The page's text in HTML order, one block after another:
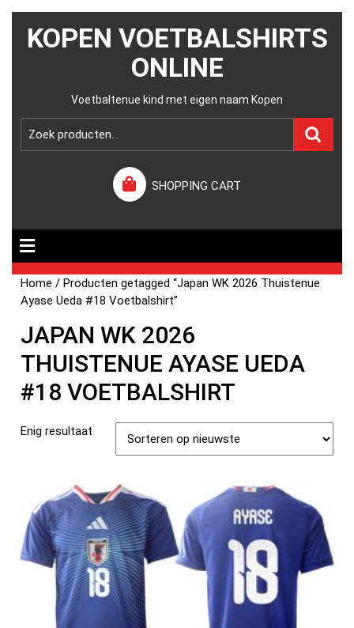
KOPEN VOETBALSHIRTS
ONLINE
Voetbaltenue kind met eigen naam Kopen
SHOPPING CART
Home / Producten getagged “Japan WK 2026 Thuistenue
Ayase Ueda #18 Voetbalshirt”
JAPAN WK 2026
THUISTENUE AYASE UEDA
#18 VOETBALSHIRT
Enig resultaat